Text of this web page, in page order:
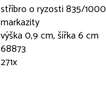
stříbro o ryzosti 835/1000
markazity
výška 0,9 cm, šířka 6 cm
68873
271x